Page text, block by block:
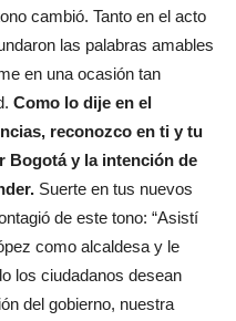
cambió. Tanto en el acto
las palabras amables
en una ocasión tan
Como lo dije en el
reconozco en ti y tu
Bogotá y la intención de
Suerte en tus nuevos
de este tono: “Asistí
como alcaldesa y le
los ciudadanos desean
del gobierno, nuestra